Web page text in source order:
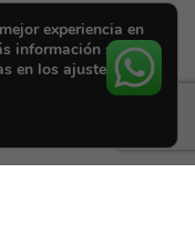
experiencia en
información sobre
en los ajustes.
banner de cookies RGPD